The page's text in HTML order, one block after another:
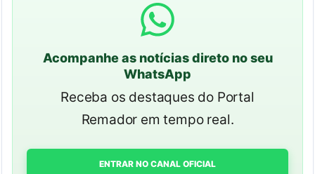
Acompanhe as notícias direto no seu
WhatsApp
Receba os destaques do Portal
Remador em tempo real.
ENTRAR NO CANAL OFICIAL